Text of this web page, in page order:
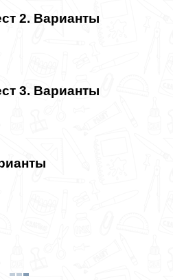
2. Варианты
3. Варианты